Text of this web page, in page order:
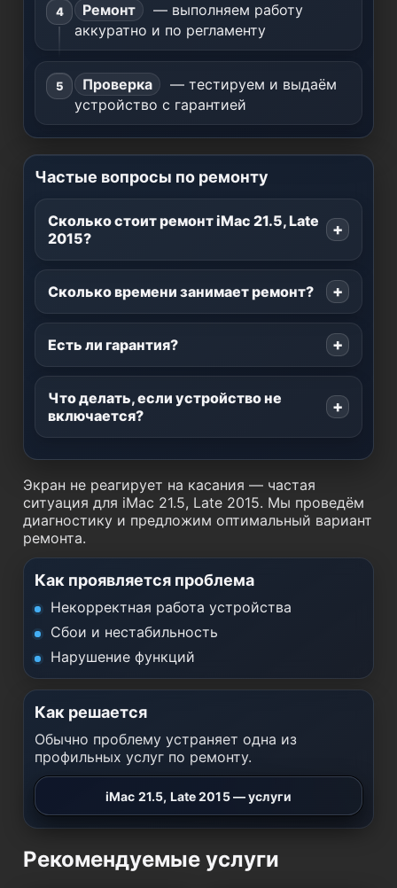
Ремонт
— выполняем работу
аккуратно и по регламенту
Проверка
— тестируем и выдаём
устройство с гарантией
Частые вопросы по ремонту
Сколько стоит ремонт iMac 21.5, Late
2015?
Сколько времени занимает ремонт?
Есть ли гарантия?
Что делать, если устройство не
включается?
Экран не реагирует на касания — частая
ситуация для iMac 21.5, Late 2015. Мы проведём
диагностику и предложим оптимальный вариант
ремонта.
Как проявляется проблема
Некорректная работа устройства
Сбои и нестабильность
Нарушение функций
Как решается
Обычно проблему устраняет одна из
профильных услуг по ремонту.
iMac 21.5, Late 2015 — услуги
Рекомендуемые услуги